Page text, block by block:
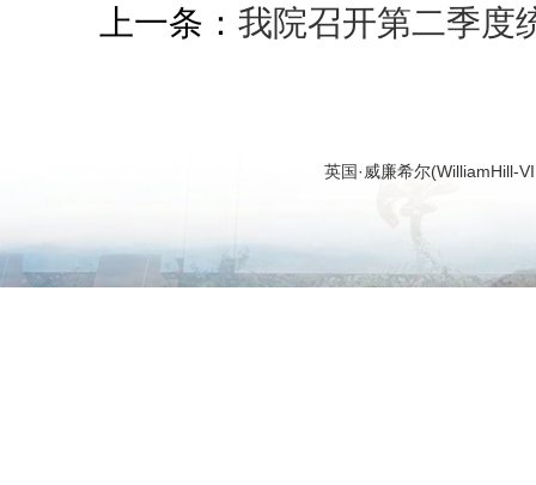
上一条： 我院召开第二季度
英国·威廉希尔(WilliamHill-